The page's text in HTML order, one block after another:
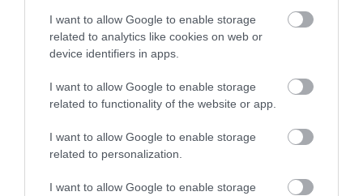
I want to allow Google to enable storage
related to analytics like cookies on web or
device identifiers in apps.
I want to allow Google to enable storage
related to functionality of the website or app.
I want to allow Google to enable storage
related to personalization.
I want to allow Google to enable storage